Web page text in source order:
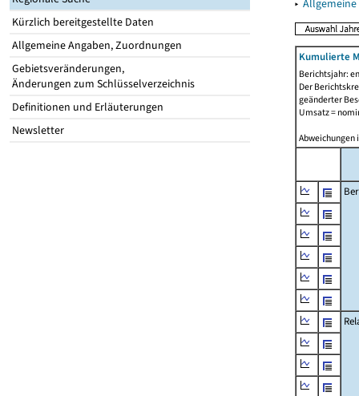
Kürzlich bereitgestellte Daten
Allgemeine Angaben, Zuordnungen
Gebietsveränderungen,
Änderungen zum Schlüsselverzeichnis
Definitionen und Erläuterungen
Newsletter
▸
Kumulierte
Berichtsjahr:
Der
geänderter
Umsatz =
Abweichungen